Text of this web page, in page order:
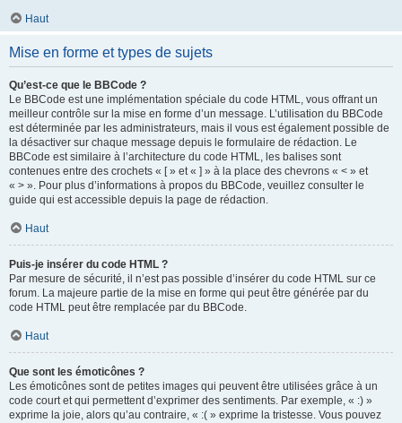
Haut
Mise en forme et types de sujets
Qu’est-ce que le BBCode ?
Le BBCode est une implémentation spéciale du code HTML, vous offrant un
meilleur contrôle sur la mise en forme d’un message. L’utilisation du BBCode
est déterminée par les administrateurs, mais il vous est également possible de
la désactiver sur chaque message depuis le formulaire de rédaction. Le
BBCode est similaire à l’architecture du code HTML, les balises sont
contenues entre des crochets « [ » et « ] » à la place des chevrons « < » et
« > ». Pour plus d’informations à propos du BBCode, veuillez consulter le
guide qui est accessible depuis la page de rédaction.
Haut
Puis-je insérer du code HTML ?
Par mesure de sécurité, il n’est pas possible d’insérer du code HTML sur ce
forum. La majeure partie de la mise en forme qui peut être générée par du
code HTML peut être remplacée par du BBCode.
Haut
Que sont les émoticônes ?
Les émoticônes sont de petites images qui peuvent être utilisées grâce à un
code court et qui permettent d’exprimer des sentiments. Par exemple, « :) »
exprime la joie, alors qu’au contraire, « :( » exprime la tristesse. Vous pouvez